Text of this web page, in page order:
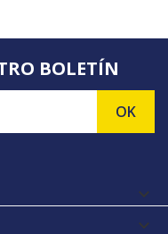
BOLETÍN

